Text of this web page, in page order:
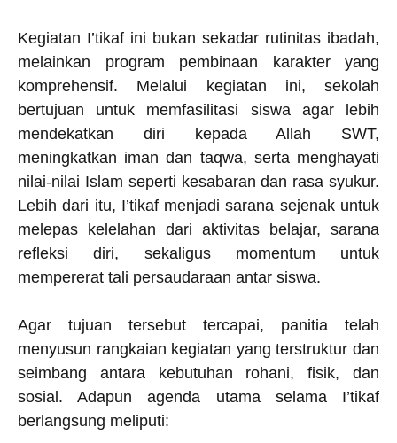
k
m
Kegiatan I’tikaf ini bukan sekadar rutinitas ibadah,
melainkan program pembinaan karakter yang
komprehensif. Melalui kegiatan ini, sekolah
bertujuan untuk memfasilitasi siswa agar lebih
mendekatkan diri kepada Allah SWT,
meningkatkan iman dan taqwa, serta menghayati
nilai-nilai Islam seperti kesabaran dan rasa syukur.
Lebih dari itu, I’tikaf menjadi sarana sejenak untuk
melepas kelelahan dari aktivitas belajar, sarana
refleksi diri, sekaligus momentum untuk
mempererat tali persaudaraan antar siswa.
Agar tujuan tersebut tercapai, panitia telah
menyusun rangkaian kegiatan yang terstruktur dan
seimbang antara kebutuhan rohani, fisik, dan
sosial. Adapun agenda utama selama I’tikaf
berlangsung meliputi: